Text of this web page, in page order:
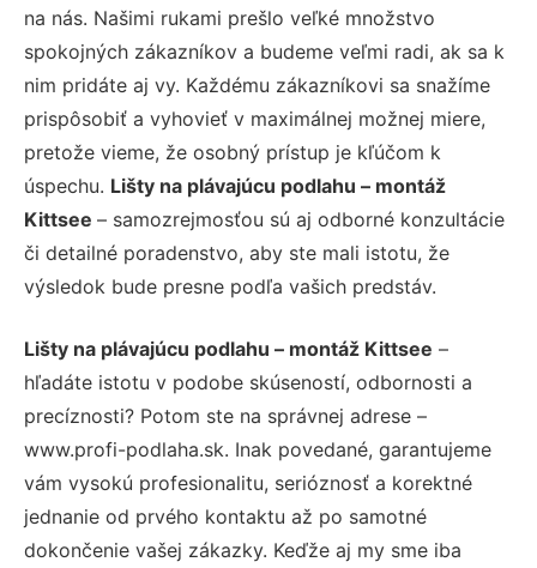
na nás. Našimi rukami prešlo veľké množstvo
spokojných zákazníkov a budeme veľmi radi, ak sa k
nim pridáte aj vy. Každému zákazníkovi sa snažíme
prispôsobiť a vyhovieť v maximálnej možnej miere,
pretože vieme, že osobný prístup je kľúčom k
úspechu. Lišty na plávajúcu podlahu – montáž
Kittsee – samozrejmosťou sú aj odborné konzultácie
či detailné poradenstvo, aby ste mali istotu, že
výsledok bude presne podľa vašich predstáv.
Lišty na plávajúcu podlahu – montáž Kittsee –
hľadáte istotu v podobe skúseností, odbornosti a
precíznosti? Potom ste na správnej adrese –
www.profi-podlaha.sk. Inak povedané, garantujeme
vám vysokú profesionalitu, serióznosť a korektné
jednanie od prvého kontaktu až po samotné
dokončenie vašej zákazky. Keďže aj my sme iba